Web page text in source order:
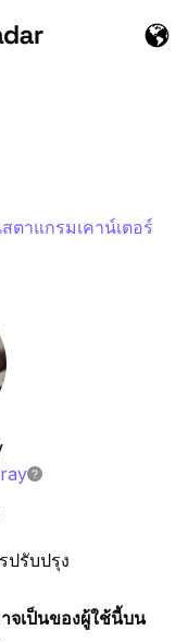
ตาแกรมเคาน์เตอร์
ปรับปรุง
เป็นของผู้ใช้นี้บน